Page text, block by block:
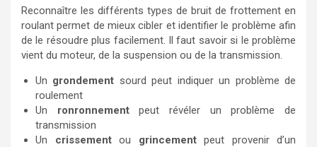
Reconnaître les différents types de bruit de frottement en
roulant permet de mieux cibler et identifier le problème afin
de le résoudre plus facilement. Il faut savoir si le problème
vient du moteur, de la suspension ou de la transmission.
Un grondement sourd peut indiquer un problème de
roulement
Un ronronnementpeut révéler un problème de
transmission
Un crissementou grincementpeut provenir d’un